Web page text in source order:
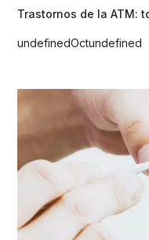
Trastornos de la ATM:
undefinedOctundefined